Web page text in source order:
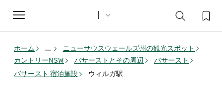
Toggle
navigation
ホーム ...
ニューサウスウェールズ州の観光スポット
カントリーNSW
バサーストとその周辺
バサースト
バサースト 宿泊施設
ウィルガ駅